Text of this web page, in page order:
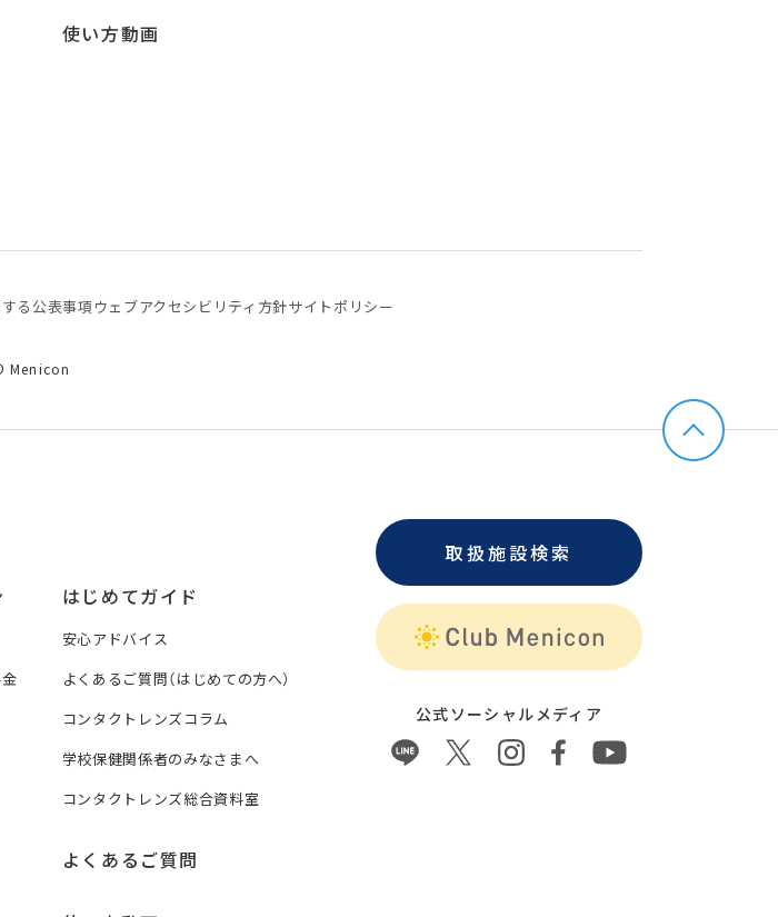
使い方動画
る公表事項 ウェブアクセシビリティ方針サイトポリシー
Menicon
はじめてガイド
安心アドバイス
よくあるご質問（はじめての方へ）
コンタクトレンズコラム
学校保健関係者のみなさまへ
コンタクトレンズ総合資料室
よくあるご質問
取扱施設検索
公式ソーシャルメディア